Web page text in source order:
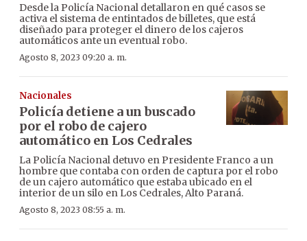
Desde la Policía Nacional detallaron en qué casos se
activa el sistema de entintados de billetes, que está
diseñado para proteger el dinero de los cajeros
automáticos ante un eventual robo.
Agosto 8, 2023 09:20 a. m.
Nacionales
Policía detiene a un buscado
por el robo de cajero
automático en Los Cedrales
La Policía Nacional detuvo en Presidente Franco a un
hombre que contaba con orden de captura por el robo
de un cajero automático que estaba ubicado en el
interior de un silo en Los Cedrales, Alto Paraná.
Agosto 8, 2023 08:55 a. m.